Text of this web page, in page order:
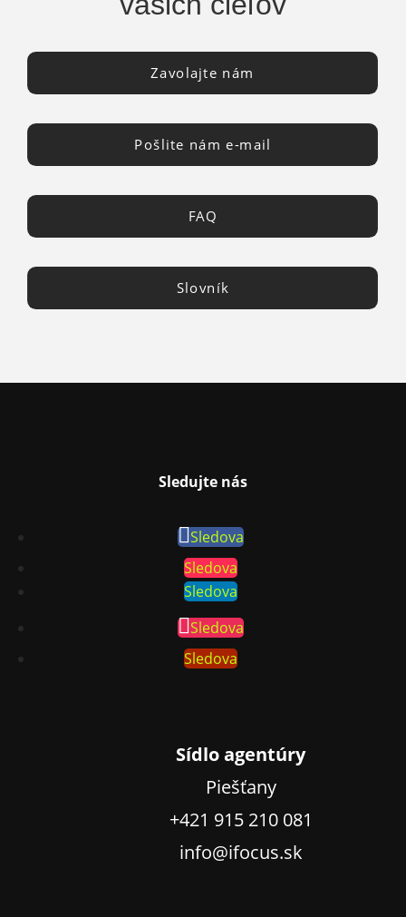
Zavolajte nám
Pošlite nám e-mail
FAQ
Slovník
Sledujte nás
Sledova
Sledova
Sledova
Sledova
Sledova
Sídlo agentúry
Piešťany
+421 915 210 081
info@ifocus.sk